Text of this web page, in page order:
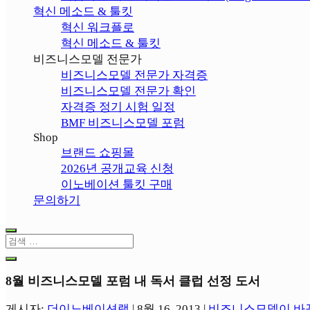
혁신 메소드 & 툴킷
혁신 워크플로
혁신 메소드 & 툴킷
비즈니스모델 전문가
비즈니스모델 전문가 자격증
비즈니스모델 전문가 확인
자격증 정기 시험 일정
BMF 비즈니스모델 포럼
Shop
브랜드 쇼핑몰
2026년 공개교육 신청
이노베이션 툴킷 구매
문의하기
8월 비즈니스모델 포럼 내 독서 클럽 선정 도서